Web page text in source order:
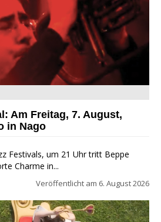
beim Garda Jazz Festival
Am Freitag, 7. August,
in Nago
Festivals, um 21 Uhr tritt Beppe
Charme in...
Veröffentlicht am 6. August 2026